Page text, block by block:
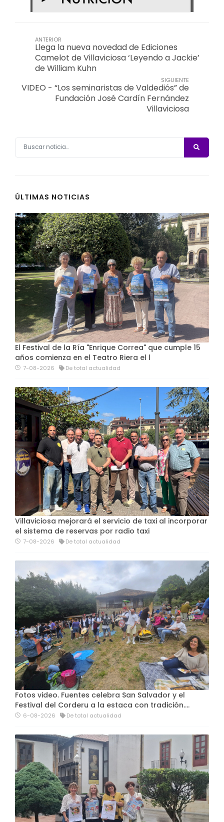
ANTERIOR
Llega la nueva novedad de Ediciones
Camelot de Villaviciosa ‘Leyendo a Jackie’
de William Kuhn
SIGUIENTE
VIDEO - “Los seminaristas de Valdediós” de
Fundación José Cardín Fernández
Villaviciosa
ÚLTIMAS NOTICIAS
El Festival de la Ría "Enrique Correa" que cumple 15
años comienza en el Teatro Riera el l
7-08-2026 De total actualidad
Villaviciosa mejorará el servicio de taxi al incorporar
el sistema de reservas por radio taxi
7-08-2026 De total actualidad
Fotos video. Fuentes celebra San Salvador y el
Festival del Corderu a la estaca con tradición....
6-08-2026 De total actualidad